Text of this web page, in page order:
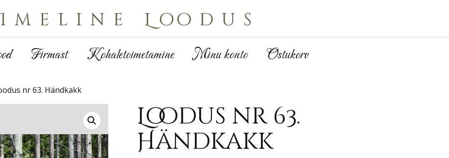
Imeline Loodus
Firmast Kohaletoimetamine Minu konto Ostukorv
nr 63. Händkakk
Loodus nr 63.
Händkakk